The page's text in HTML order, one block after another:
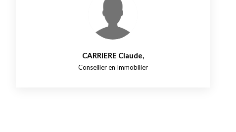
CARRIERE Claude,
Conseiller en Immobilier